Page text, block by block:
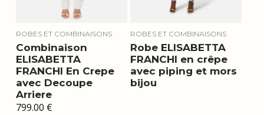
ROBES ET COMBINAISONS
Combinaison
ELISABETTA
FRANCHI En Crepe
avec Decoupe
Arriere
799.00 €
ROBES ET COMBINAISONS
Robe ELISABETTA
FRANCHI en crêpe
avec piping et mors
bijou